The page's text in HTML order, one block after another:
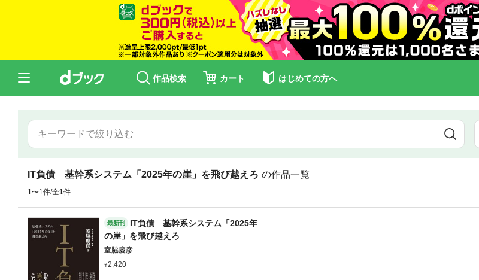
作品検索 カート はじめての方へ
IT負債 基幹系システム「2025年の崖」を飛び越えろ の作品一覧
1〜1件/全1件
最新刊
IT負債 基幹系システム「2025年
の崖」を飛び越えろ
室脇慶彦
2,420